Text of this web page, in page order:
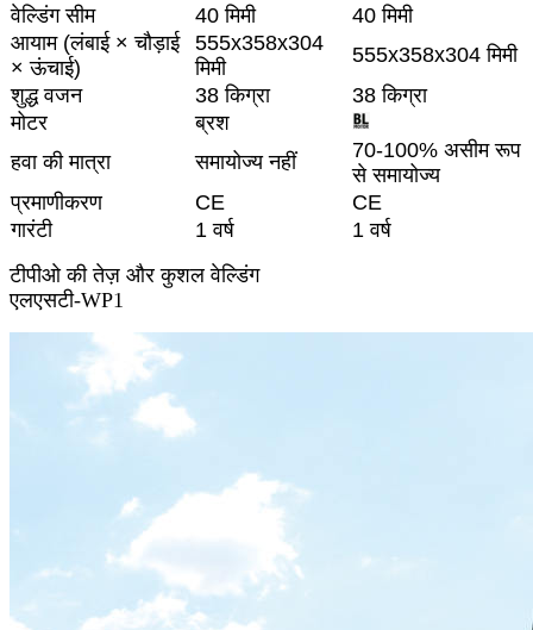
वेल्डिंग सीम 40 मिमी
40 मिमी
आयाम (लंबाई × चौड़ाई
× ऊंचाई)
555x358x304
मिमी
555x358x304 मिमी
शुद्ध वजन
38 किग्रा
38 किग्रा
मोटर
ब्रश
हवा की मात्रा
समायोज्य नहीं
70-100% असीम रूप
से समायोज्य
प्रमाणीकरण
CE
CE
गारंटी
1 वर्ष
1 वर्ष
टीपीओ की तेज़ और कुशल वेल्डिंग
एलएसटी-WP1